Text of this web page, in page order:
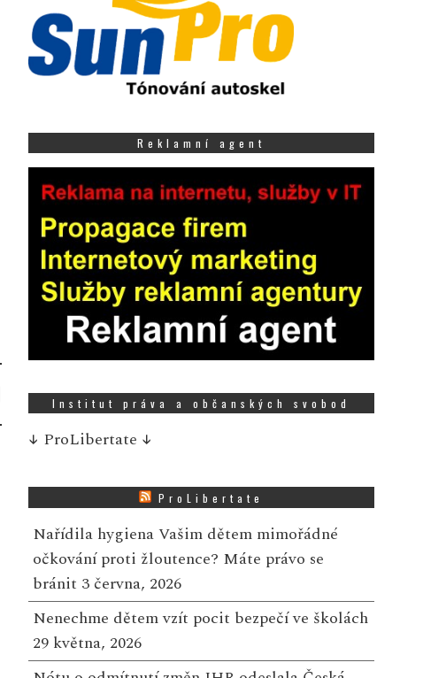
Nový burčák na stánku
Zmrzlina Kruháč: Poctivost a
kvalita přímo z hroznů
10 ZÁŘÍ, 2025
V provozovně Zmrzlina
Kruháč u Bořitova se dějí
Zlatý žeton přinesl
zákazníci Tesco
a mladých
V sobotu 9. srpna se ve
Reklamní agent
Institut práva a občanských svobod
↓ ProLibertate ↓
ProLibertate
Nařídila hygiena Vašim dětem mimořádné
očkování proti žloutence? Máte právo se
bránit 3 června, 2026
Nenechme dětem vzít pocit bezpečí ve školách
29 května, 2026